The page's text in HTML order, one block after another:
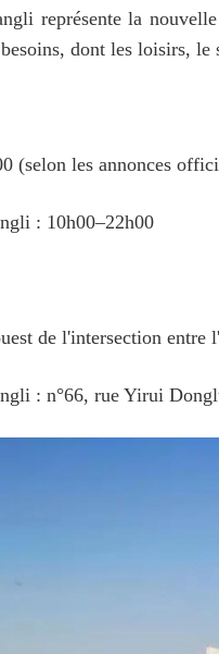
représente la
dont les loisirs, le
(selon les annonces
: 10h00–22h00
de l'intersection entre
: n°66, rue Yirui